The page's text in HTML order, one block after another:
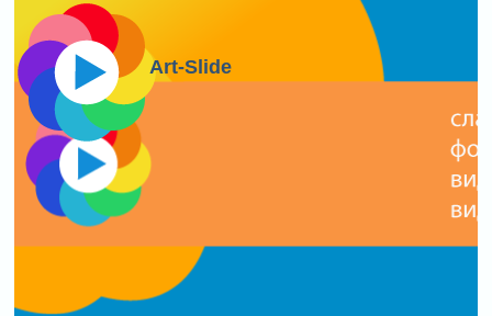
Art-Slide